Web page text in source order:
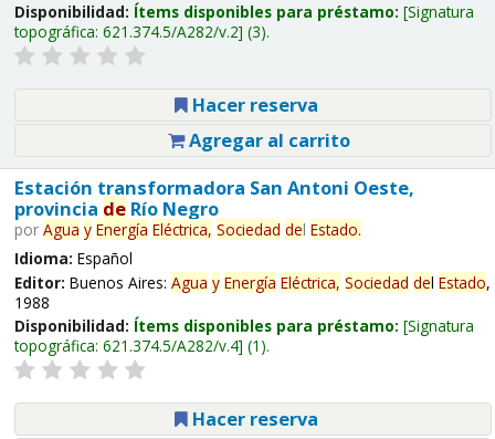
Disponibilidad: Ítems disponibles para préstamo: Signatura
topográfica: 621.374.5/A282/v.2 (3).
Hacer reserva
Agregar al carrito
Estación transformadora San Antoni Oeste,
provincia deRío Negro
por Agua y Energía Eléctrica, Sociedad del Estado.
Idioma: Español
Editor: Buenos Aires: Agua y Energía Eléctrica, Sociedad del Estado,
1988
Disponibilidad: Ítems disponibles para préstamo: Signatura
topográfica: 621.374.5/A282/v.4 (1).
Hacer reserva